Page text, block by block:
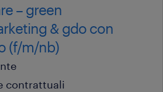
– green
& gdo con
(f/m/nb)
contrattuali